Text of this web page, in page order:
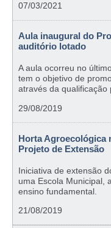
07/03/2021
Aula inaugural do
auditório lotado
A aula ocorreu no
tem o objetivo de
através da qualificação
29/08/2019
Horta Agroecológica
Projeto de Extensão
Iniciativa de extensão
uma Escola Municipal,
ensino fundamental.
21/08/2019